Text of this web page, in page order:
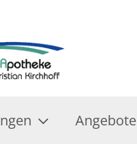
Angebote